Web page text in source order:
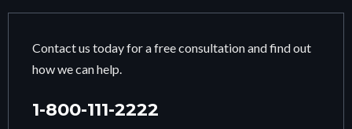
Contact us today for a free consultation and find out
how we can help.
1-800-111-2222